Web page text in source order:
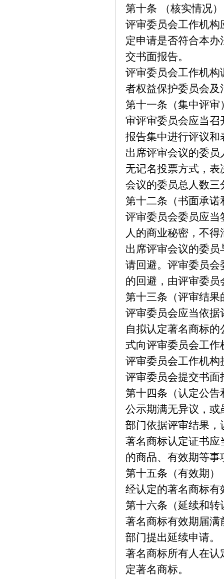
第十条 （核实情况）
评审委员会工作机
定申请是否符合本
交书面报告。
评审委员会工作机
者权益保护委员会
第十一条（集中评审
审评审委员会应当
报告集中进行评议和
出席评审会议的委
无记名投票方式，
会议的委员总人数
第十二条（书面承诺
评审委员会委员应
人的商业秘密，不
出席评审会议的委
请回避。评审委员
的回避，由评审委
第十三条（评审结果
评审委员会应当依
自拟认定著名商标
式向评审委员会工
评审委员会工作机
评审委员会提交书面
第十四条（认定公告
公示期满无异议，
部门依据评审结果
著名商标认定证书
的商品、有效期等事
第十五条（有效期）
经认定的著名商标有
第十六条（延续和转
著名商标有效期届满
部门提出延续申请。
著名商标所有人在
定著名商标。